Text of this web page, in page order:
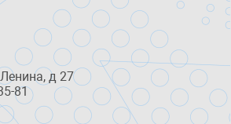
д 27
81